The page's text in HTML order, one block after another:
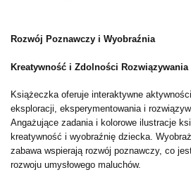
Rozwój Poznawczy i Wyobraźnia
Kreatywność i Zdolności
Książeczka oferuje interaktywne
eksploracji, eksperymentowania i
Angażujące zadania i kolorowe ilustracje
kreatywność i wyobraźnię dziecka.
zabawa wspierają rozwój poznawczy, co
rozwoju umysłowego maluchów.